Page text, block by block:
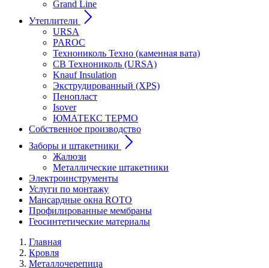
Grand Line
Утеплители
URSA
PAROC
Технониколь Техно (каменная вата)
СВ Технониколь (URSA)
Knauf Insulation
Экструдированный (XPS)
Пенопласт
Isover
ЮМАТЕКС ТЕРМО
Собственное производство
Заборы и штакетники
Жалюзи
Металлические штакетники
Электроинструменты
Услуги по монтажу
Мансардные окна ROTO
Профилированные мембраны
Геосинтетические материалы
Главная
Кровля
Металлочерепица